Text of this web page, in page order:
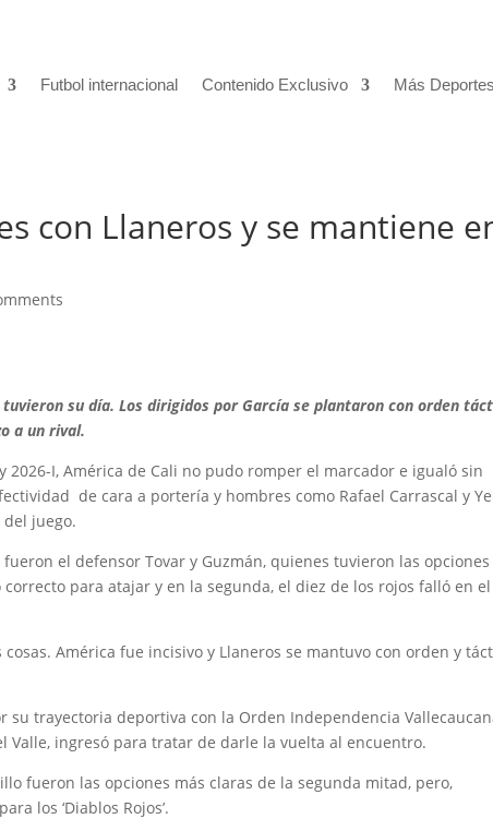
Futbol internacional Contenido Exclusivo Más Deportes
con Llaneros y se mantiene
su día. Los dirigidos por García se plantaron con orden
a un rival.
2026-I, América de Cali no pudo romper el marcador e igualó sin
de cara a portería y hombres como Rafael Carrascal y
juego.
el defensor Tovar y Guzmán, quienes tuvieron las opciones
para atajar y en la segunda, el diez de los rojos falló en el
América fue incisivo y Llaneros se mantuvo con orden y
su trayectoria deportiva con la Orden Independencia
Valle, ingresó para tratar de darle la vuelta al encuentro.
fueron las opciones más claras de la segunda mitad, pero,
los ‘Diablos Rojos’.